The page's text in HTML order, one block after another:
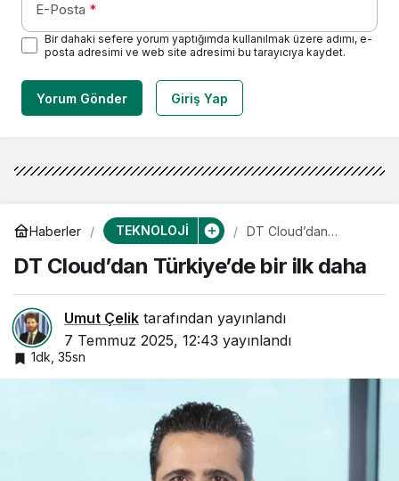
E-Posta *
Bir dahaki sefere yorum yaptığımda kullanılmak üzere adımı, e-
posta adresimi ve web site adresimi bu tarayıcıya kaydet.
Yorum Gönder Giriş Yap
Haberler TEKNOLOJİ
DT Cloud’dan
daha
DT Cloud’dan Türkiye’de bir ilk daha
Umut Çelik tarafından yayınlandı
7 Temmuz 2025, 12:43 yayınlandı
1dk, 35sn